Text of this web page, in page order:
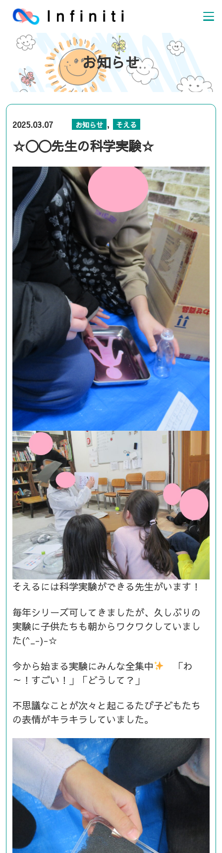
お知らせ
2025.03.07 お知らせ , そえる
☆〇〇先生の科学実験☆
そえるには科学実験ができる先生がいます！
毎年シリーズ可してきましたが、久しぶりの
実験に子供たちも朝からワクワクしていまし
た(^_-)-☆
今から始まる実験にみんな全集中
「わ
～！すごい！」「どうして？」
不思議なことが次々と起こるたび子どもたち
の表情がキラキラしていました。